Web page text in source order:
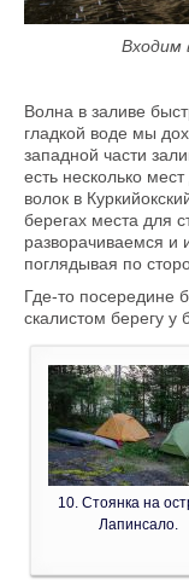
Входим
Волна в заливе
гладкой воде мы
западной части
есть несколько
волок в
берегах места для
разворачиваемся и
поглядывая по
Где-то посередине
скалистом берегу у
10. Стоянка на
Лапинсало.